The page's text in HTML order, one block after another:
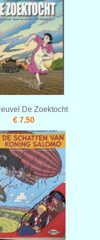
De Zoektocht
€ 7,50